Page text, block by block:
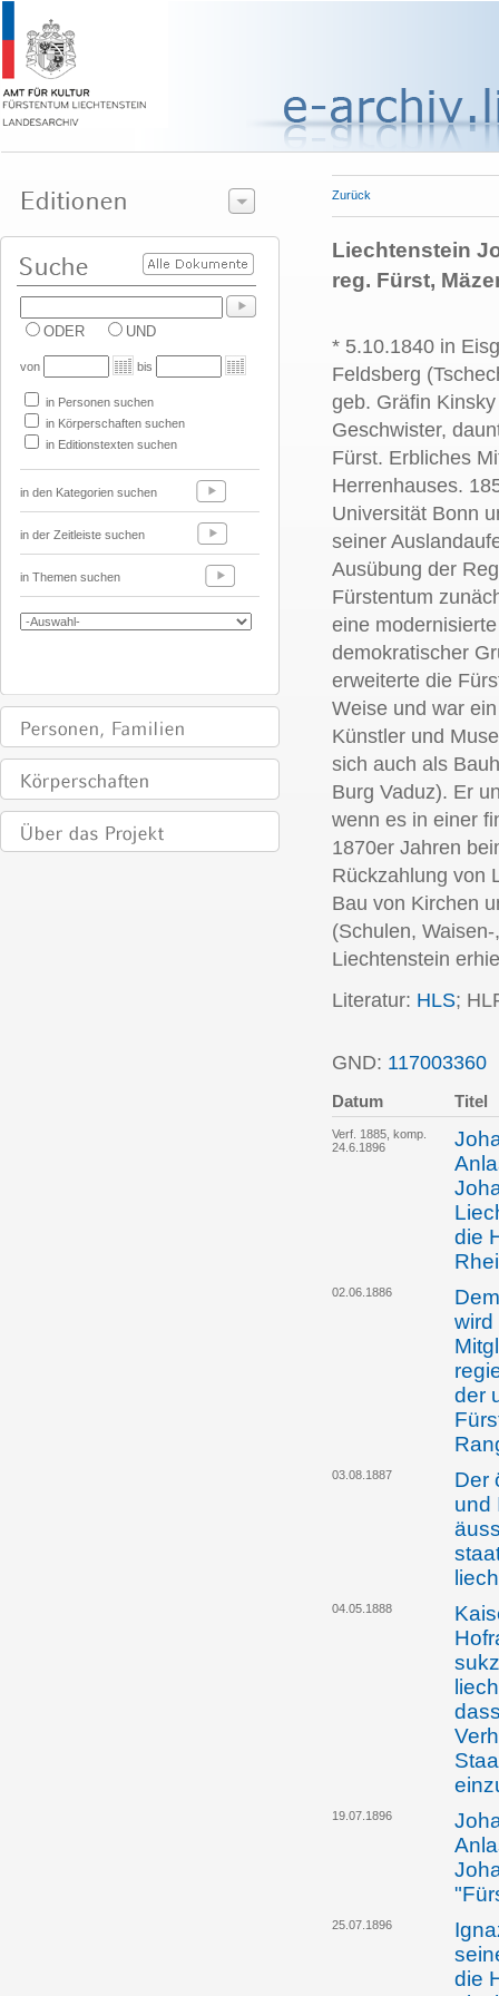
ODER UND
von bis
in Personen suchen
in Körperschaften suchen
in Editionstexten suchen
in den Kategorien suchen
in der Zeitleiste suchen
in Themen suchen
Zurück
Liechtenstein
reg. Fürst,
* 5.10.1840 in
Feldsberg
geb. Gräfin
Geschwister,
Fürst. Erbliches
Herrenhauses.
Universität Bonn
seiner
Ausübung der
Fürstentum
eine
demokratischer
erweiterte die
Weise und war
Künstler und
sich auch als
Burg Vaduz). Er
wenn es in einer
1870er Jahren
Rückzahlung von
Bau von Kirchen
(Schulen,
Liechtenstein
Literatur: HLS;
GND: 117003360
Datum Titel
Verf. 1885, komp.
24.6.1896
die
02.06.1886
wird
der
03.08.1887
Der
und
04.05.1888
19.07.1896
25.07.1896
die